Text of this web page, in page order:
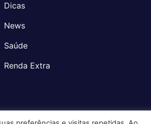
Dicas
News
Saúde
Renda Extra